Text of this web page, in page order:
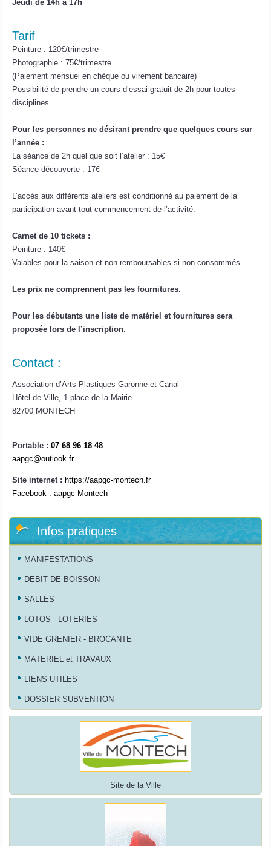
Jeudi de 14h à 17h
Tarif
Peinture : 120€/trimestre
Photographie : 75€/trimestre
(Paiement mensuel en chèque ou virement bancaire)
Possibilité de prendre un cours d’essai gratuit de 2h pour toutes
disciplines.
Pour les personnes ne désirant prendre que quelques cours sur
l’année :
La séance de 2h quel que soit l’atelier : 15€
Séance découverte : 17€
L’accès aux différents ateliers est conditionné au paiement de la
participation avant tout commencement de l’activité.
Carnet de 10 tickets :
Peinture : 140€
Valables pour la saison et non remboursables si non consommés.
Les prix ne comprennent pas les fournitures.
Pour les débutants une liste de matériel et fournitures sera
proposée lors de l’inscription.
Contact :
Association d’Arts Plastiques Garonne et Canal
Hôtel de Ville, 1 place de la Mairie
82700 MONTECH
Portable :07 68 96 18 48
aapgc@outlook.fr
Site internet : https://aapgc-montech.fr
Facebook : aapgc Montech
Infos pratiques
MANIFESTATIONS
DEBIT DE BOISSON
SALLES
LOTOS - LOTERIES
VIDE GRENIER - BROCANTE
MATERIEL et TRAVAUX
LIENS UTILES
DOSSIER SUBVENTION
Site de la Ville